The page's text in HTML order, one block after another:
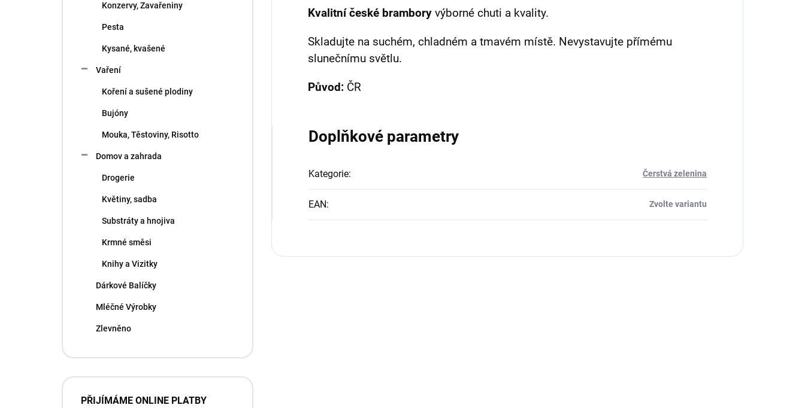
Konzervy, Zavařeniny
Pesta
Kysané, kvašené
Vaření
Koření a sušené plodiny
Bujóny
Mouka, Těstoviny, Risotto
Domov a zahrada
Drogerie
Květiny, sadba
Substráty a hnojiva
Krmné směsi
Knihy a Vizitky
Dárkové Balíčky
Mléčné Výrobky
Zlevněno
PŘIJÍMÁME ONLINE PLATBY
Kvalitní české brambory výborné chuti a kvality.
Skladujte na suchém, chladném a tmavém místě. Nevystavujte přímému
slunečnímu světlu.
Původ: ČR
Doplňkové parametry
Kategorie: Čerstvá zelenina
EAN: Zvolte variantu